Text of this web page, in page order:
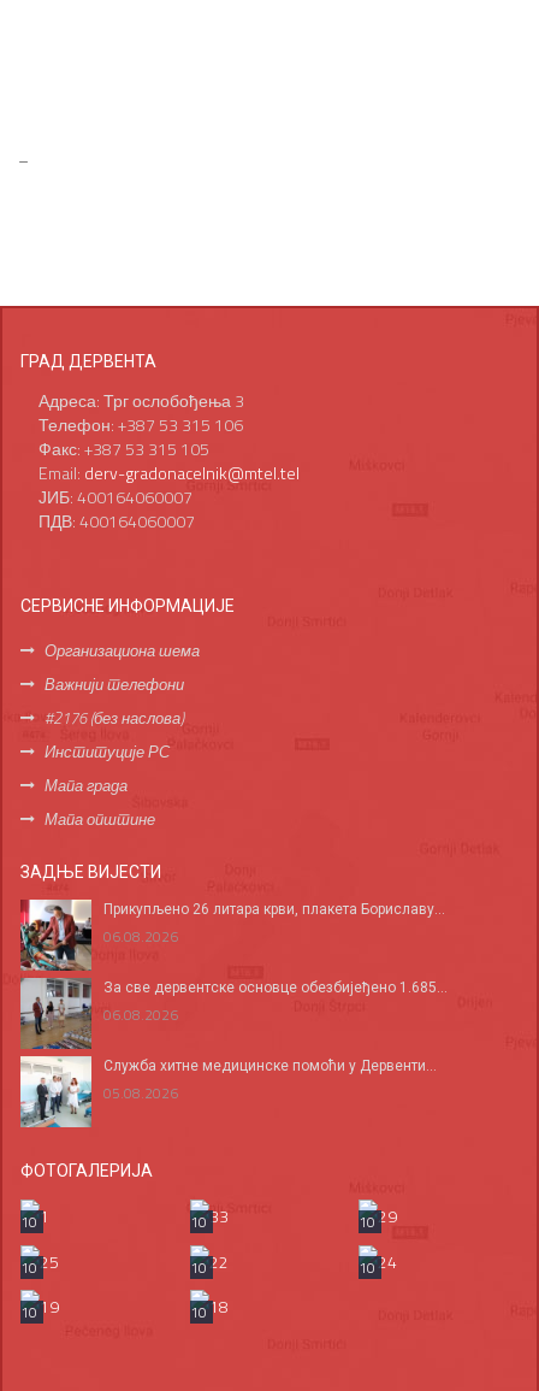
–
ГРАД ДЕРВЕНТА
Адреса: Трг ослобођења 3
Телефон: +387 53 315 106
Факс: +387 53 315 105
Email: derv-gradonacelnik@mtel.tel
ЈИБ: 400164060007
ПДВ: 400164060007
СЕРВИСНЕ ИНФОРМАЦИЈЕ
Организациона шема
Важнији телефони
#2176 (без наслова)
Институције РС
Мапа града
Мапа општине
ЗАДЊЕ ВИЈЕСТИ
Прикупљено 26 литара крви, плакета Бориславу...
06.08.2026
За све дервентске основце обезбијеђено 1.685...
06.08.2026
Служба хитне медицинске помоћи у Дервенти...
05.08.2026
ФОТОГАЛЕРИЈА
10 10
10
10
10
10
10
10